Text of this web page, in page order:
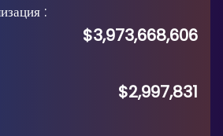
:
$3,973,668,606
$2,997,831